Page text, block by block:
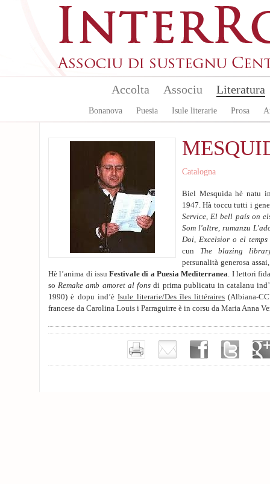
Accolta Associu Literatura
Bonanova Puesia Isule literarie Prosa
Catalogna
Biel Mesquida hè natu
1947. Hà toccu tutti i
Service, El bell país on
Som l'altre, rumanzu
Doi, Excelsior o el temps
cun The blazing
persunalità generosa
Hè l’anima di issuFestivale di a Puesia Mediterranea. I lettori
soRemake amb amoret al fons di prima publicatu in catalanu
1990) è dopu ind’èIsule literarie/Des îles littéraires (Albiana-
francese da Carolina Louis i Parraguirre è in corsu da Maria Anna